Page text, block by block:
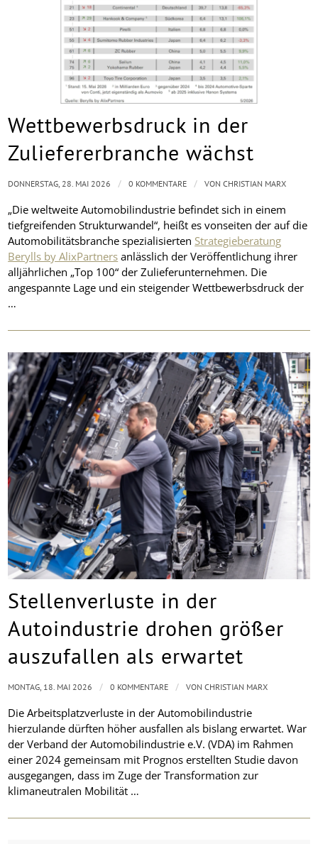
Wettbewerbsdruck in der
Zuliefererbranche wächst
„Die weltweite Automobilindustrie befindet sich in einem
tiefgreifenden Strukturwandel“, heißt es vonseiten der auf die
Automobilitätsbranche spezialisierten Strategieberatung
Berylls by AlixPartners anlässlich der Veröffentlichung ihrer
alljährlichen „Top 100“ der Zulieferunternehmen. Die
angespannte Lage und ein steigender Wettbewerbsdruck der
…
DONNERSTAG, 28. MAI 2026 / 0 KOMMENTARE / VONCHRISTIAN MARX
Stellenverluste in der
Autoindustrie drohen größer
auszufallen als erwartet
Die Arbeitsplatzverluste in der Automobilindustrie
hierzulande dürften höher ausfallen als bislang erwartet. War
der Verband der Automobilindustrie e.V. (VDA) im Rahmen
einer 2024 gemeinsam mit Prognos erstellten Studie davon
ausgegangen, dass im Zuge der Transformation zur
klimaneutralen Mobilität …
MONTAG, 18. MAI 2026 / 0 KOMMENTARE / VONCHRISTIAN MARX